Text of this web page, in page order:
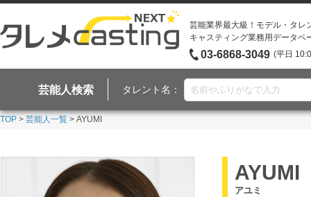
芸能業界最大級！モデル・タレ
キャスティング業務用データベ
03-6868-3049 (平日
芸能人検索 タレント名：
TOP > 芸能人一覧 > AYUMI
AYUMI
アユミ